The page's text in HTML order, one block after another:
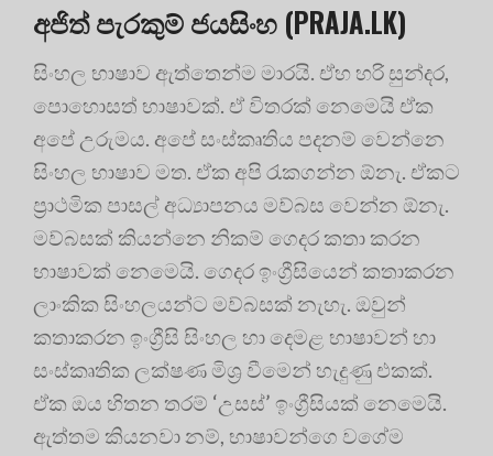
අජිත් පැරකුම් ජයසිංහ (PRAJA.LK)
සිංහල භාෂාව ඇත්තෙන්ම මාරයි. ඒහ හරි සුන්දර,
පොහොසත් භාෂාවක්. ඒ විතරක් නෙමෙයි ඒක
අපේ උරුමය. අපේ සංස්කෘතිය පදනම් වෙන්නෙ
සිංහල භාෂාව මත. ඒක අපි රැකගන්න ඕනැ. ඒකට
ප්‍රාථමික පාසල් අධ්‍යාපනය මව්බස වෙන්න ඕනැ.
මව්බසක් කියන්නෙ නිකම් ගෙදර කතා කරන
භාෂාවක් නෙමෙයි. ගෙදර ඉංග්‍රීසියෙන් කතාකරන
ලාංකික සිංහලයන්ට මව්බසක් නැහැ. ඔවුන්
කතාකරන ඉංග්‍රීසි සිංහල හා දෙමළ භාෂාවන් හා
සංස්කෘතික ලක්ෂණ මිශ්‍ර වීමෙන් හැදුණු එකක්.
ඒක ඔය හිතන තරම් ‘උසස්’ ඉංග්‍රීසියක් නෙමෙයි.
ඇත්තම කියනවා නම්, භාෂාවන්ගෙ වගේම